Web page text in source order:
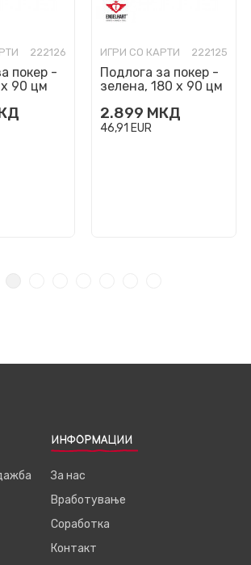
222126
покер -
90 цм
ИГРИ СО КАРТИ 222125
Подлога за покер -
зелена, 180 х 90 цм
2.899 МКД
46,91 EUR
ИНФОРМАЦИИ
За нас
Вработување
Соработка
Контакт